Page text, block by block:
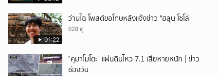
01:22
ว่านไฉ โพสต์ขอโทษหลังแจ้งข่าว "ฮลุน โซโล่"
628 ดู
"คุมาโมโตะ" แผ่นดินไหว 7.1 เสียหายหนัก | ข่าว
ช่องวัน